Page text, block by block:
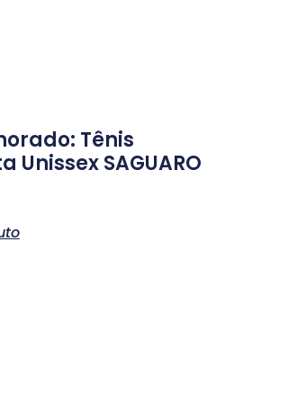
Tênis
Unissex SAGUARO